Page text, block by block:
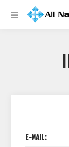
E-MAIL: